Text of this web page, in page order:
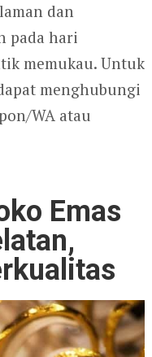
dan
pada hari
memukau. Untuk
menghubungi
WA atau
Emas